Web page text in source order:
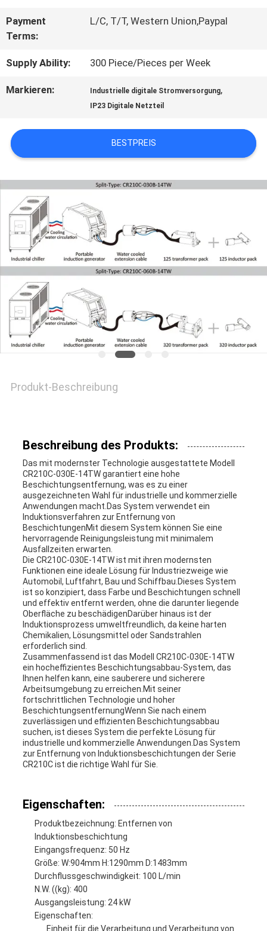
SITEMAP
PRIVACY
POLICY
Payment
Terms:
L/C, T/T, Western Union,Paypal
Supply Ability: 300 Piece/Pieces per Week
Markieren: Industrielle digitale Stromversorgung,
IP23 Digitale Netzteil
BESTPREIS
Produkt-Beschreibung
Beschreibung des Produkts:
Das mit modernster Technologie ausgestattete Modell
CR210C-030E-14TW garantiert eine hohe
Beschichtungsentfernung, was es zu einer
ausgezeichneten Wahl für industrielle und kommerzielle
Anwendungen macht.Das System verwendet ein
Induktionsverfahren zur Entfernung von
BeschichtungenMit diesem System können Sie eine
hervorragende Reinigungsleistung mit minimalem
Ausfallzeiten erwarten.
Die CR210C-030E-14TW ist mit ihren modernsten
Funktionen eine ideale Lösung für Industriezweige wie
Automobil, Luftfahrt, Bau und Schiffbau.Dieses System
ist so konzipiert, dass Farbe und Beschichtungen schnell
und effektiv entfernt werden, ohne die darunter liegende
Oberfläche zu beschädigenDarüber hinaus ist der
Induktionsprozess umweltfreundlich, da keine harten
Chemikalien, Lösungsmittel oder Sandstrahlen
erforderlich sind.
Zusammenfassend ist das Modell CR210C-030E-14TW
ein hocheffizientes Beschichtungsabbau-System, das
Ihnen helfen kann, eine sauberere und sicherere
Arbeitsumgebung zu erreichen.Mit seiner
fortschrittlichen Technologie und hoher
BeschichtungsentfernungWenn Sie nach einem
zuverlässigen und effizienten Beschichtungsabbau
suchen, ist dieses System die perfekte Lösung für
industrielle und kommerzielle Anwendungen.Das System
zur Entfernung von Induktionsbeschichtungen der Serie
CR210C ist die richtige Wahl für Sie.
Eigenschaften:
Produktbezeichnung: Entfernen von
Induktionsbeschichtung
Eingangsfrequenz: 50 Hz
Größe: W:904mm H:1290mm D:1483mm
Durchflussgeschwindigkeit: 100 L/min
N.W. ((kg): 400
Ausgangsleistung: 24 kW
Eigenschaften:
Einheit für die Verarbeitung und Verarbeitung von